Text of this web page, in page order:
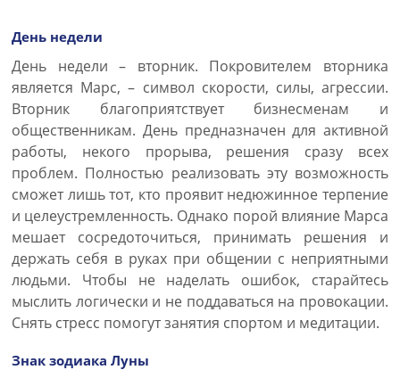
День недели
День недели – вторник. Покровителем вторника
является Марс, – символ скорости, силы, агрессии.
Вторник благоприятствует бизнесменам и
общественникам. День предназначен для активной
работы, некого прорыва, решения сразу всех
проблем. Полностью реализовать эту возможность
сможет лишь тот, кто проявит недюжинное терпение
и целеустремленность. Однако порой влияние Марса
мешает сосредоточиться, принимать решения и
держать себя в руках при общении с неприятными
людьми. Чтобы не наделать ошибок, старайтесь
мыслить логически и не поддаваться на провокации.
Снять стресс помогут занятия спортом и медитации.
Знак зодиака Луны